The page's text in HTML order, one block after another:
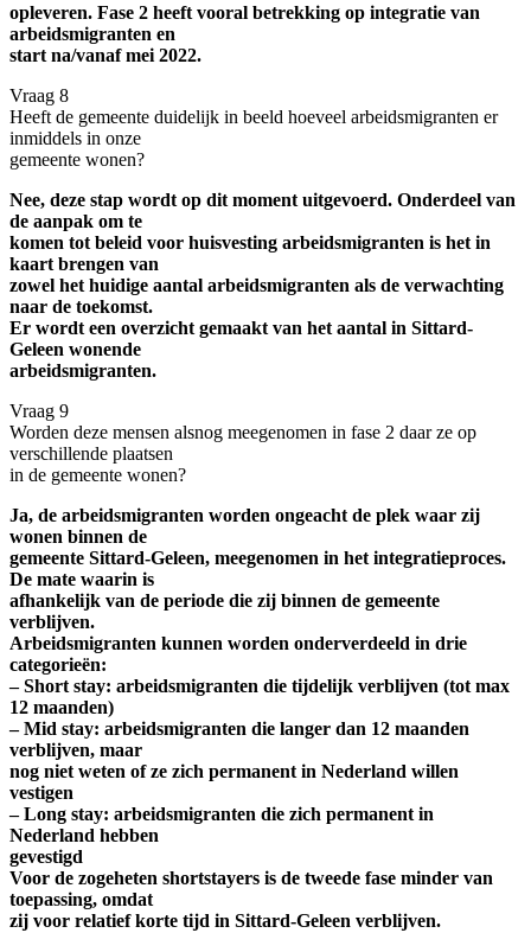
opleveren. Fase 2 heeft vooral betrekking op integratie van
arbeidsmigranten en
start na/vanaf mei 2022.
Vraag 8
Heeft de gemeente duidelijk in beeld hoeveel arbeidsmigranten er
inmiddels in onze
gemeente wonen?
Nee, deze stap wordt op dit moment uitgevoerd. Onderdeel van
de aanpak om te
komen tot beleid voor huisvesting arbeidsmigranten is het in
kaart brengen van
zowel het huidige aantal arbeidsmigranten als de verwachting
naar de toekomst.
Er wordt een overzicht gemaakt van het aantal in Sittard-
Geleen wonende
arbeidsmigranten.
Vraag 9
Worden deze mensen alsnog meegenomen in fase 2 daar ze op
verschillende plaatsen
in de gemeente wonen?
Ja, de arbeidsmigranten worden ongeacht de plek waar zij
wonen binnen de
gemeente Sittard-Geleen, meegenomen in het integratieproces.
De mate waarin is
afhankelijk van de periode die zij binnen de gemeente
verblijven.
Arbeidsmigranten kunnen worden onderverdeeld in drie
categorieën:
– Short stay: arbeidsmigranten die tijdelijk verblijven (tot max
12 maanden)
– Mid stay: arbeidsmigranten die langer dan 12 maanden
verblijven, maar
nog niet weten of ze zich permanent in Nederland willen
vestigen
– Long stay: arbeidsmigranten die zich permanent in
Nederland hebben
gevestigd
Voor de zogeheten shortstayers is de tweede fase minder van
toepassing, omdat
zij voor relatief korte tijd in Sittard-Geleen verblijven.